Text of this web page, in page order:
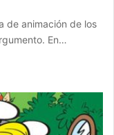
de animación de los
En…